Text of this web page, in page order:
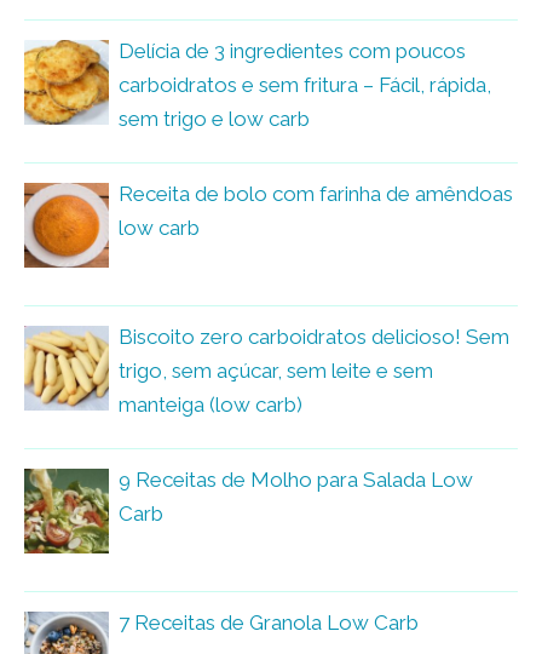
Delícia de 3 ingredientes com poucos
carboidratos e sem fritura – Fácil, rápida,
sem trigo e low carb
Receita de bolo com farinha de amêndoas
low carb
Biscoito zero carboidratos delicioso! Sem
trigo, sem açúcar, sem leite e sem
manteiga (low carb)
9 Receitas de Molho para Salada Low
Carb
7 Receitas de Granola Low Carb